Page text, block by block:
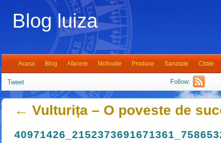
Blog luiza
Acasa Blog Afacere Motivatie Produse Sanatate Citate
Tweet Follow:
← Vulturița – O poveste de